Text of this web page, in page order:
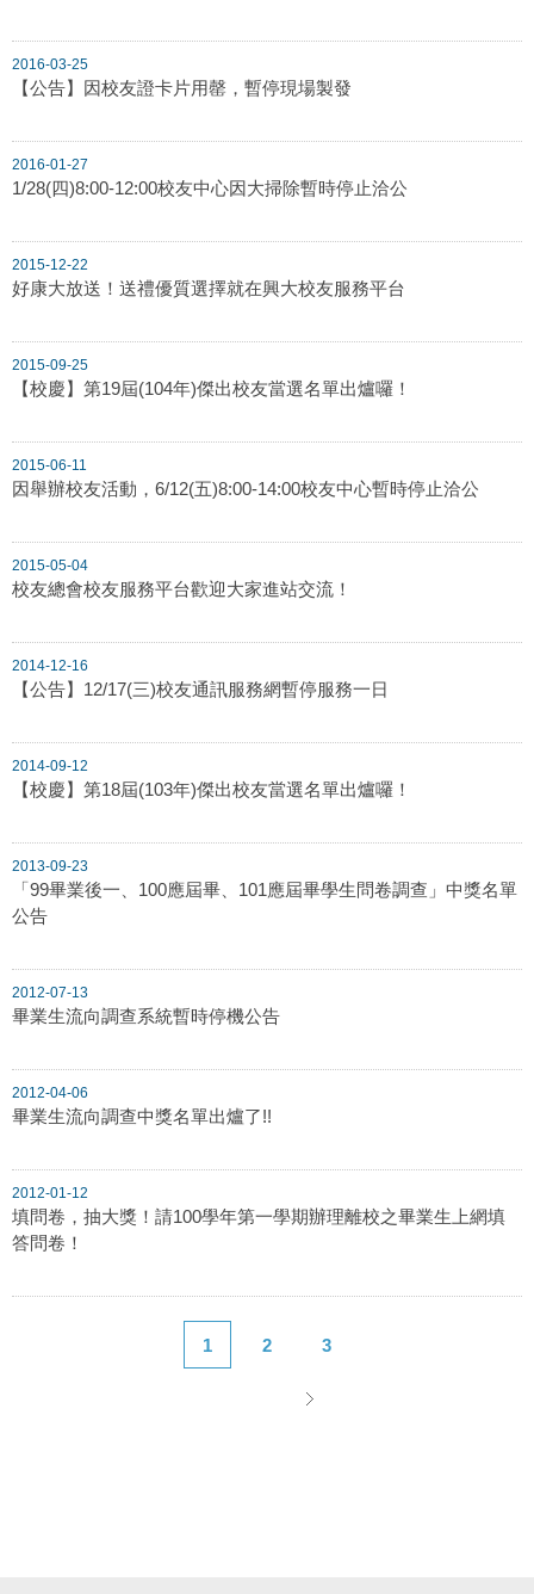
2016-03-25
【公告】因校友證卡片用罄，暫停現場製發
2016-01-27
1/28(四)8:00-12:00校友中心因大掃除暫時停止洽公
2015-12-22
好康大放送！送禮優質選擇就在興大校友服務平台
2015-09-25
【校慶】第19屆(104年)傑出校友當選名單出爐囉！
2015-06-11
因舉辦校友活動，6/12(五)8:00-14:00校友中心暫時停止洽公
2015-05-04
校友總會校友服務平台歡迎大家進站交流！
2014-12-16
【公告】12/17(三)校友通訊服務網暫停服務一日
2014-09-12
【校慶】第18屆(103年)傑出校友當選名單出爐囉！
2013-09-23
「99畢業後一、100應屆畢、101應屆畢學生問卷調查」中獎名單
公告
2012-07-13
畢業生流向調查系統暫時停機公告
2012-04-06
畢業生流向調查中獎名單出爐了!!
2012-01-12
填問卷，抽大獎！請100學年第一學期辦理離校之畢業生上網填
答問卷！
1 2 3